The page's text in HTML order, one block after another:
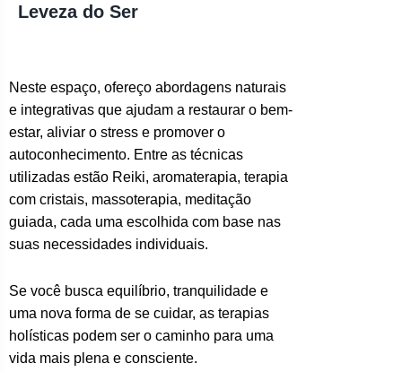
Leveza do Ser
Neste espaço, ofereço abordagens naturais
e integrativas que ajudam a restaurar o bem-
estar, aliviar o stress e promover o
autoconhecimento. Entre as técnicas
utilizadas estão Reiki, aromaterapia, terapia
com cristais, massoterapia, meditação
guiada, cada uma escolhida com base nas
suas necessidades individuais.
Se você busca equilíbrio, tranquilidade e
uma nova forma de se cuidar, as terapias
holísticas podem ser o caminho para uma
vida mais plena e consciente.